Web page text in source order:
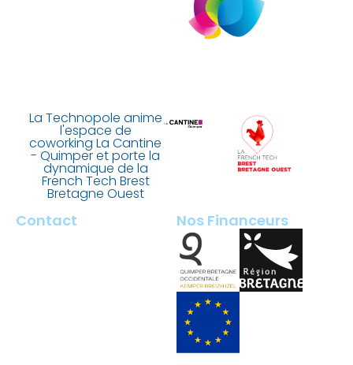
La Technopole anime
l'espace de
coworking La Cantine
- Quimper et porte la
dynamique de la
French Tech Brest
Bretagne Ouest
Contact Nos Financeurs